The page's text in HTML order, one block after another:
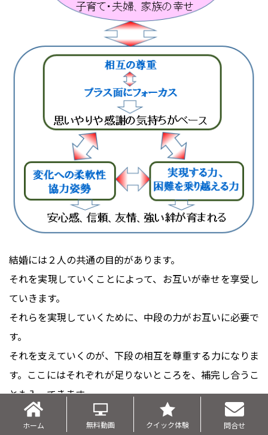
結婚には２人の共通の目的があります。
それを実現していくことによって、お互いが幸せを享受し
ていきます。
それらを実現していくために、中段の力がお互いに必要で
す。
それを支えていくのが、下段の相互を尊重する力になりま
す。ここにはそれぞれが足りないところを、補完し合うこ
とも入ってきます。
ホーム 無料動画 クイック体験 問合せ